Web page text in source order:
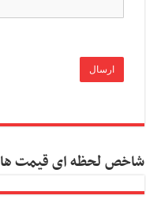
شاخص لحظه ای قیمت ها